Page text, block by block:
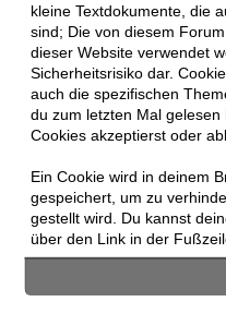
kleine Textdokumente, die
sind; Die von diesem
dieser Website verwendet
Sicherheitsrisiko dar.
auch die spezifischen
du zum letzten Mal
Cookies akzeptierst oder
Ein Cookie wird in deinem
gespeichert, um zu
gestellt wird. Du kannst
über den Link in der